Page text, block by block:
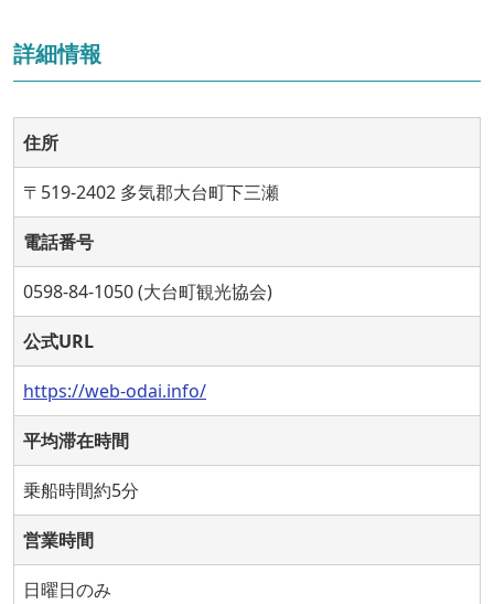
詳細情報
住所
〒519-2402 多気郡大台町下三瀬
電話番号
0598-84-1050 (大台町観光協会)
公式URL
https://web-odai.info/
平均滞在時間
乗船時間約5分
営業時間
日曜日のみ